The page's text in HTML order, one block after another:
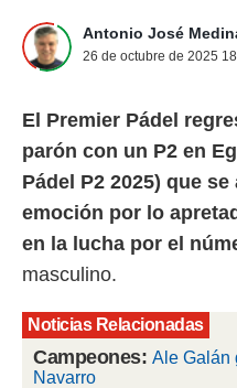
coste.
botón
a la
todas
ya sean
nos
en
perfil
y
CONFIGURAR
Antonio José
26 de octubre de 2025
El Premier Pádel
parón con un P2 en
Pádel P2 2025) que
emoción por lo
en la lucha por el
masculino.
Noticias Relacionadas
Campeones: Ale Galán
Navarro